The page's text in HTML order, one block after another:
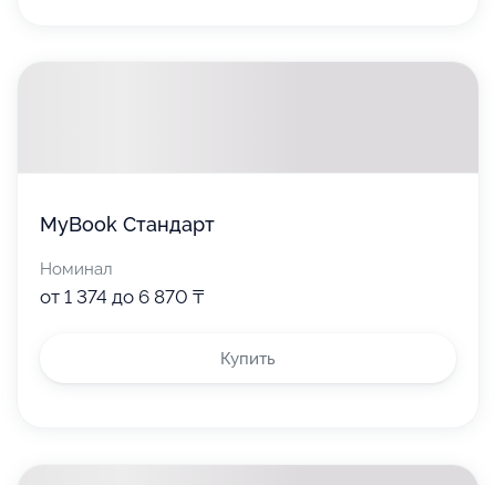
MyBook Стандарт
Номинал
от 1 374 до 6 870 ₸
Купить